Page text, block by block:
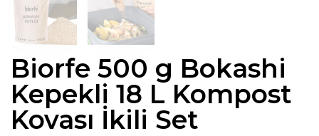
Biorfe 500 g Bokashi
Kepekli 18 L Kompost
Kovası İkili Set